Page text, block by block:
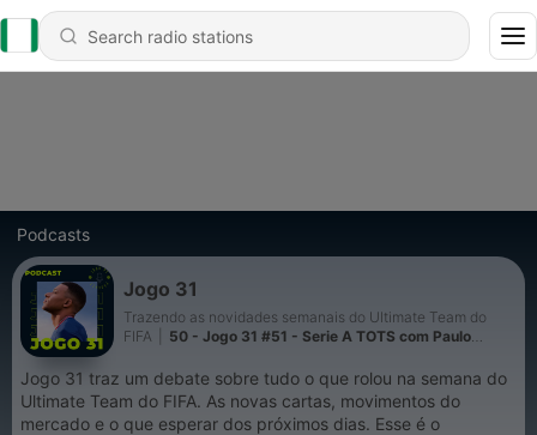
Podcasts
Jogo 31
Trazendo as novidades semanais do Ultimate Team do
FIFA
50 - Jogo 31 #51 - Serie A TOTS com Paulo
Jogo 31 traz um debate sobre tudo o que rolou na semana do
Ultimate Team do FIFA. As novas cartas, movimentos do
mercado e o que esperar dos próximos dias. Esse é o